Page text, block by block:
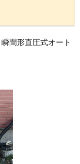
間形直圧式オート